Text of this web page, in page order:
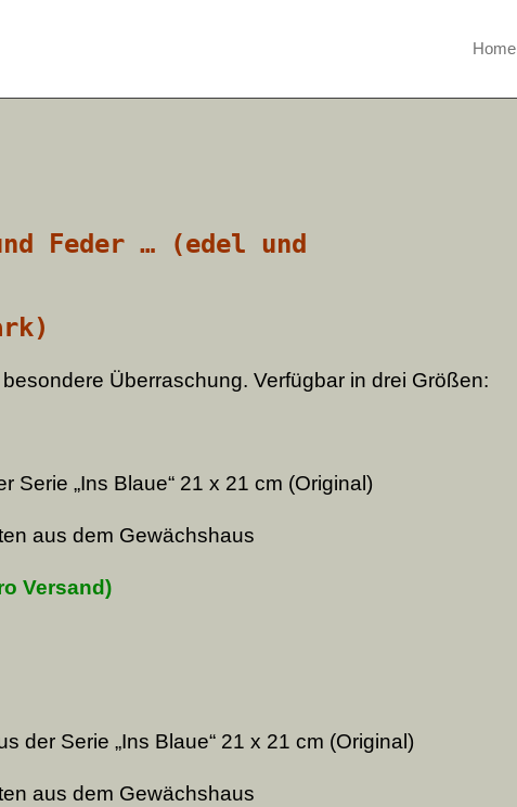
Home
Feder … (edel und
Überraschung. Verfügbar in drei Größen:
Serie „Ins Blaue“ 21 x 21 cm (Original)
aus dem Gewächshaus
Versand)
der Serie „Ins Blaue“ 21 x 21 cm (Original)
aus dem Gewächshaus